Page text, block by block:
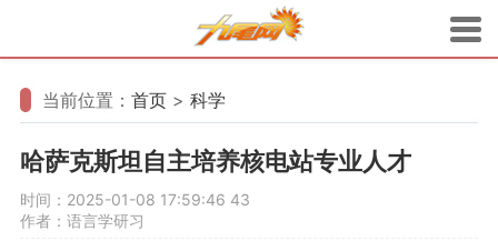
当前位置： 首页 > 科学
哈萨克斯坦自主培养核电站专业人才
时间：2025-01-08 17:59:46 43
作者：语言学研习